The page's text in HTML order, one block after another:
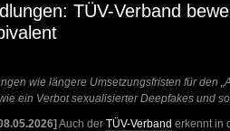
TÜV-Verband
wie längere Umsetzungsfristen für den
ein Verbot sexualisierter Deepfakes und
Auch der TÜV-Verband erkennt in